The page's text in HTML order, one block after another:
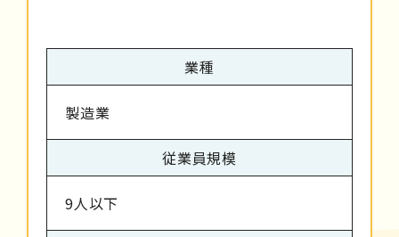
業種
製造業
従業員規模
9人以下